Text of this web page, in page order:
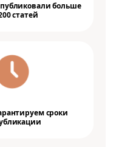
больше
статей
сроки